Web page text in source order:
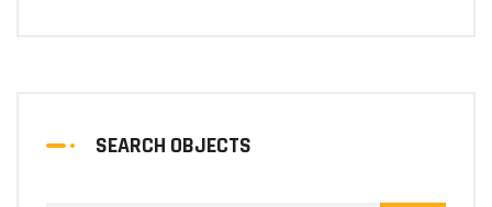
SEARCH OBJECTS